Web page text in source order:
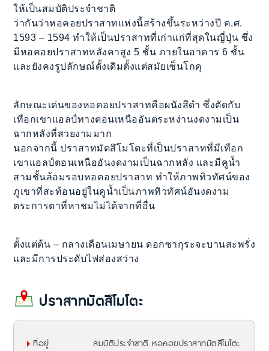
ให้เป็นสมบัติประจำชาติ
ว่ากันว่าหอคอยปราสาทแห่งนี้สร้างขึ้นระหว่างปี ค.ศ.
1593 – 1594 ทำให้เป็นปราสาทที่เก่าแก่ที่สุดในญี่ปุ่น ซึ่ง
มีหอคอยปราสาทหลังคาสูง 5 ชั้น ภายในอาคาร 6 ชั้น
และยังคงรูปลักษณ์ดั้งเดิมตั้งแต่สมัยเซ็นโกคุ
ลักษณะเด่นของหอคอยปราสาทคือผนังสีดำ ซึ่งตัดกับ
เทือกเขาแอลป์ทางตอนเหนืออันตระหง่านงดงามเป็น
ฉากหลังที่สวยงามมาก
นอกจากนี้ ปราสาทมัตสึโมโตะที่เป็นปราสาทที่มีเทือก
เขาแอลป์ตอนเหนืออันงดงามเป็นฉากหลัง และมีคูน้ำ
สามชั้นล้อมรอบหอคอยปราสาท ทำให้ภาพทิวทัศน์ของ
ภูเขาที่สะท้อนอยู่ในคูน้ำเป็นภาพทิวทัศน์อันงดงาม
ตระการตาที่หาชมไม่ได้จากที่อื่น
ตั้งแต่ต้น – กลางเดือนเมษายน ดอกซากุระจะบานสะพรั่ง
และมีการประดับไฟส่องสว่าง
ปราสาทมัตสึโมโตะ
ที่อยู่
สมบัติประจำชาติ หอคอยปราสาทมัตสึโมโตะ